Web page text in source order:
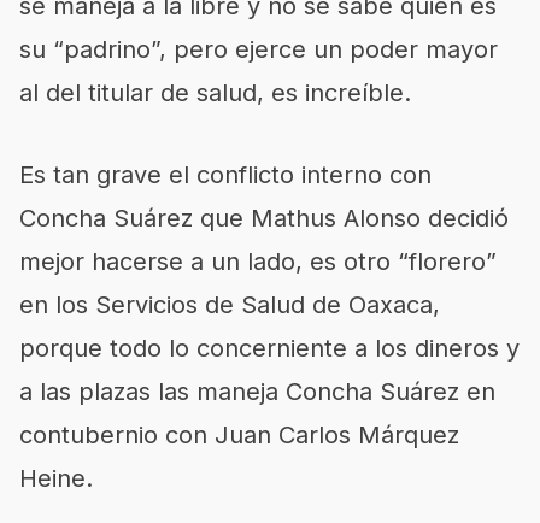
se maneja a la libre y no se sabe quién es
su “padrino”, pero ejerce un poder mayor
al del titular de salud, es increíble.
Es tan grave el conflicto interno con
Concha Suárez que Mathus Alonso decidió
mejor hacerse a un lado, es otro “florero”
en los Servicios de Salud de Oaxaca,
porque todo lo concerniente a los dineros y
a las plazas las maneja Concha Suárez en
contubernio con Juan Carlos Márquez
Heine.